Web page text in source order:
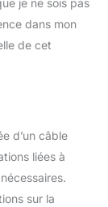
je ne sois pas
dans mon
de cet
d’un câble
liées à
sur la